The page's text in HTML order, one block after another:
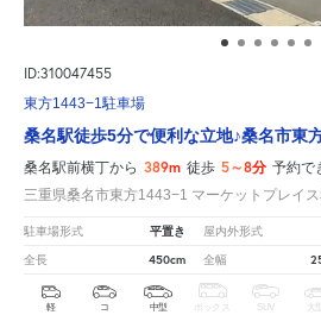
ID:310047455
東方1443−1駐車場
桑名駅徒歩5分で便利な立地♪桑名市東
桑名駅前横丁から 389m 徒歩 5～8分 予約で
三重県桑名市東方1443−1 マーケットプレイ
駐車場形式 平置き 屋内外形式
全長 450cm 全幅
軽 コ 中型 ボックス SUV 大